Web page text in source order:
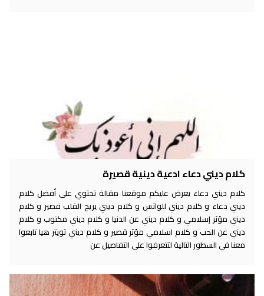
كلام ديني دعاء ادعية دينية قصيرة
كلام ديني دعاء يعرض عليكم موقعنا مقالة تحتوي على أفضل كلام
ديني دعاء و كلام ديني للواتس و كلام ديني يريح القلب قصير و كلام
ديني مؤثر إسلامي و كلام ديني عن الدنيا و كلام ديني مكتوب و كلام
ديني عن الحب و كلام اسلامي مؤثر قصير و كلام ديني تويتر هيا تابعوا
معنا في السطور التالية لتتعرفوا على التفاصيل عن